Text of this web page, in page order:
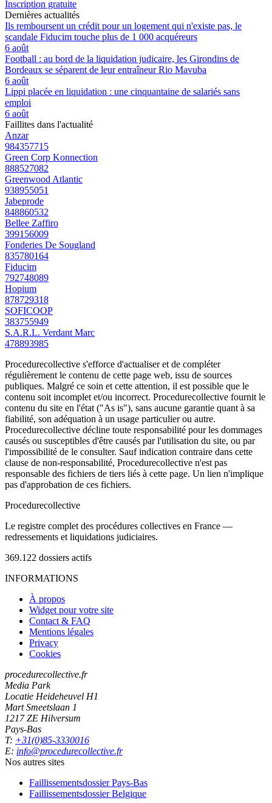
Inscription gratuite
Dernières actualités
Ils remboursent un crédit pour un logement qui n'existe pas, le
scandale Fiducim touche plus de 1 000 acquéreurs
6 août
Football : au bord de la liquidation judicaire, les Girondins de
Bordeaux se séparent de leur entraîneur Rio Mavuba
6 août
Lippi placée en liquidation : une cinquantaine de salariés sans
emploi
6 août
Faillites dans l'actualité
Anzar
984357715
Green Corp Konnection
888527082
Greenwood Atlantic
938955051
Jabeprode
848860532
Bellee Zaffiro
399156009
Fonderies De Sougland
835780164
Fiducim
792748089
Hopium
878729318
SOFICOOP
383755949
S.A.R.L. Verdant Marc
478893985
Procedurecollective s'efforce d'actualiser et de compléter
régulièrement le contenu de cette page web, issu de sources
publiques. Malgré ce soin et cette attention, il est possible que le
contenu soit incomplet et/ou incorrect. Procedurecollective fournit le
contenu du site en l'état ("As is"), sans aucune garantie quant à sa
fiabilité, son adéquation à un usage particulier ou autre.
Procedurecollective décline toute responsabilité pour les dommages
causés ou susceptibles d'être causés par l'utilisation du site, ou par
l'impossibilité de le consulter. Sauf indication contraire dans cette
clause de non-responsabilité, Procedurecollective n'est pas
responsable des fichiers de tiers liés à cette page. Un lien n'implique
pas d'approbation de ces fichiers.
Procedurecollective
Le registre complet des procédures collectives en France —
redressements et liquidations judiciaires.
369.122 dossiers actifs
INFORMATIONS
À propos
Widget pour votre site
Contact & FAQ
Mentions légales
Privacy
Cookies
procedurecollective.fr
Media Park
Locatie Heideheuvel H1
Mart Smeetslaan 1
1217 ZE Hilversum
Pays-Bas
T: +31(0)85-3330016
E: info@procedurecollective.fr
Nos autres sites
Faillissementsdossier Pays-Bas
Faillissementsdossier Belgique